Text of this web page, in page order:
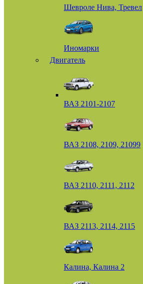
Шевроле Нива, Тревел
Иномарки
Двигатель
ВАЗ 2101-2107
ВАЗ 2108, 2109, 21099
ВАЗ 2110, 2111, 2112
ВАЗ 2113, 2114, 2115
Калина, Калина 2